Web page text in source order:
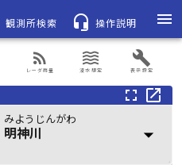
観測所検索 headset_mic 操作説明
menu
レーダ雨量
rss_feed
浸水想定
waves
表示設定
build
fullscreen open_in_new
みようじんがわ
明神川 arrow_drop_down